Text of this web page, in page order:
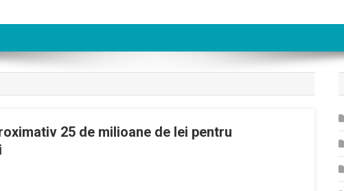
25 de milioane de lei pentru